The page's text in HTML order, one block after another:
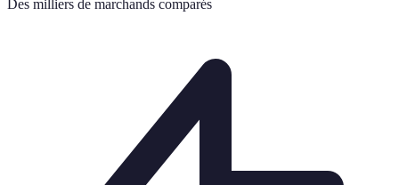
Des milliers de marchands comparés